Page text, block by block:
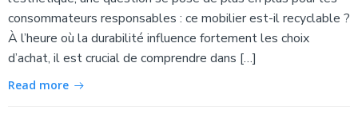
consommateurs responsables : ce mobilier est-il recyclable ?
À l’heure où la durabilité influence fortement les choix
d’achat, il est crucial de comprendre dans […]
Read more